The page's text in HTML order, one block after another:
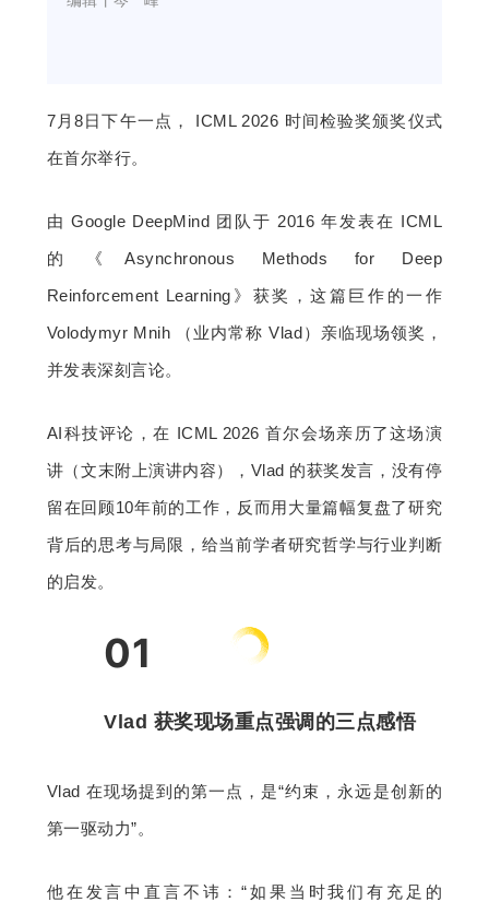
中
爱
机
7月8日下午一点 ， ICML 2026 时间检验奖颁奖仪式
在首尔举行。
由 Google DeepMind 团队于 2016 年发表在 ICML
的《Asynchronous Methods for Deep
Reinforcement Learning》获奖，这篇巨作的一作
Volodymyr Mnih （业内常称 Vlad）亲临现场领奖，
并发表深刻言论。
AI科技评论，在 ICML 2026 首尔会场亲历了这场演
讲（文末附上演讲内容），Vlad 的获奖发言，没有停
留在回顾10年前的工作，反而用大量篇幅复盘了研究
背后的思考与局限，给当前学者研究哲学与行业判断
的启发。
01
Vlad 获奖现场重点强调的三点感悟
Vlad 在现场提到的第一点，是“约束，永远是创新的
第一驱动力”。
他在发言中直言不讳：“如果当时我们有充足的